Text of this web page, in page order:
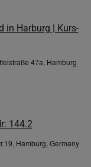
in Harburg | Kurs-
47a, Hamburg
144.2
Hamburg, Germany